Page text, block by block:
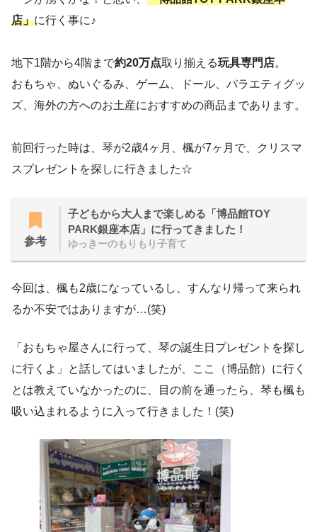
店」に行く事に♪
地下1階から4階まで約20万点取り揃える玩具専門店。
おもちゃ、ぬいぐるみ、ゲーム、ドール、バラエティグッ
ズ、海外の方へのお土産におすすめの商品まであります。
前回行った時は、琴が2歳4ヶ月、楓が7ヶ月で、クリスマ
スプレゼントを探しに行きました☆
参考
子どもから大人まで楽しめる「博品館TOY
PARK銀座本店」に行ってきました！
ゆっきーのもりもり子育て
今回は、楓も2歳になっているし、すんなり帰って来られ
るか不安ではありますが…(笑)
「おもちゃ屋さんに行って、琴の誕生日プレゼントを探し
に行くよ」と話してはいましたが、ここ（博品館）に行く
とは教えていなかったのに、目の前を通ったら、琴も楓も
吸い込まれるように入って行きました！(笑)